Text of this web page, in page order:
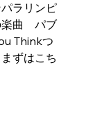
ラリンピ
曲　パブ
Thinkつ
ずはこち